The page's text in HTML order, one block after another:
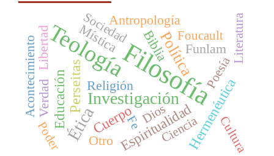
Filosofía
Teología
Investigación
Ética
Política
Perseitas
Educación EspiritualidadHermenéutica
Cuerpo
Funlam
Religión
Mística
Libertad Biblia
Verdad
Antropología
Otro
Poesía
Dios
Foucault
Sociedad
Poder Cultura
Acontecimiento
Ciencia
Fe
Literatura